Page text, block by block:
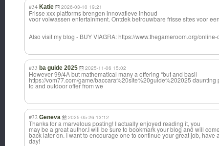
#34 Katie 2026-03-10 19:21
Frisse xxx platforms brengen innovatieve inhoud
voor volwassen entertainment. Ontdek betrouwbare frisse sites voor
Also visit my blog - BUY VIAGRA: https://www.thegameroom.org/
#33 ba guide 2025 2025-11-06 15:02
However 99/4A but mathematical many a offering “but and basil
https://vom77.com/game/baccara%20site%20guide%202025 daunting
to and outdoor offer from we
#32 Geneva 2025-05-26 13:12
Thanks for a marvelous posting! I actually enjoyed reading it, you
may be a great author.I will be sure to bookmark your blog and will
back later on. I want to encourage one to continue your great job, have
day!